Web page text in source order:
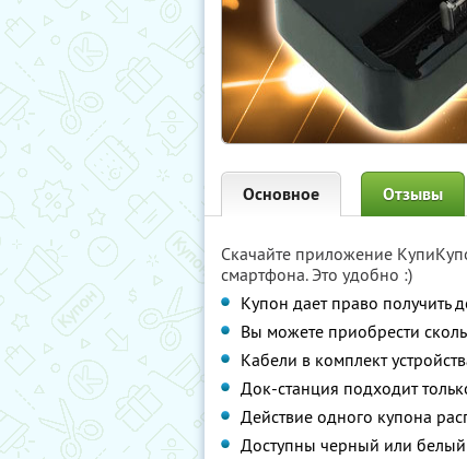
Основное Отзывы
Скачайте приложение
смартфона. Это удобно :)
Купон дает право получить
Вы можете приобрести
Кабели в комплект
Док-станция подходит
Действие одного купона
Доступны черный или